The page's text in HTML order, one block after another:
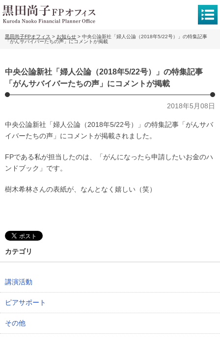
黒田尚子FPオフィス > お知らせ > 中央公論新社「婦人公論（2018年5/22号）」の特集記事
「がんサバイバーたちの声」にコメントが掲載
中央公論新社「婦人公論（2018年5/22号）」の特集記事
「がんサバイバーたちの声」にコメントが掲載
2018年5月08日
中央公論新社「婦人公論（2018年5/22号）」の特集記事「がんサバ
イバーたちの声」にコメントが掲載されました。
FPである私が担当したのは、「がんになったら申請したいお金のハ
ンドブック」です。
樹木希林さんの表紙が、なんとなく嬉しい（笑）
カテゴリ
講演活動
ピアサポート
その他